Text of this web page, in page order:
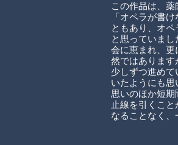
この作品は、薬
「オペラが書
ともあり、オ
と思っていま
会に恵まれ、
然ではありま
少しずつ進め
いたようにも
思いのほか短期
止線を引くこ
なることなく、